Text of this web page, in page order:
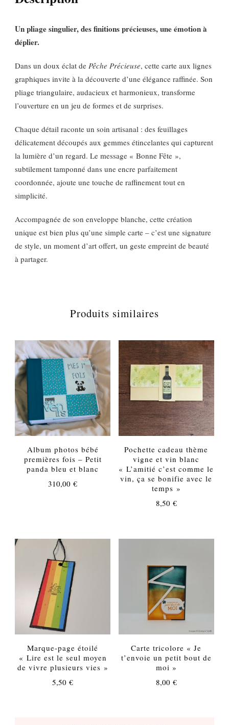
Un pliage singulier, des finitions précieuses, une émotion à
déplier.
Dans un doux éclat de Pêche Précieuse, cette carte aux lignes
graphiques invite à la découverte d’une élégance raffinée. Son
pliage triangulaire, audacieux et harmonieux, transforme
l’ouverture en un jeu de formes et de surprises.
Chaque détail raconte un soin artisanal : des feuillages
délicatement découpés aux gemmes étincelantes qui capturent
la lumière d’un regard. Le message « Bonne Fête »,
subtilement tamponné dans une encre parfaitement
coordonnée, ajoute une touche de raffinement tout en
simplicité.
Accompagnée de son enveloppe blanche, cette création
unique est bien plus qu’une simple carte – c’est une signature
de style, un moment d’art offert, un geste empreint de beauté
à partager.
Produits similaires
Album photos bébé
premières fois – Petit
panda bleu et blanc
310,00€
Pochette cadeau thème
vigne et vin blanc
« L’amitié c’est comme le
vin, ça se bonifie avec le
temps »
8,50 €
Marque-page étoilé
« Lire est le seul moyen
de vivre plusieurs vies »
5,50€
Carte tricolore « Je
t’envoie un petit bout de
moi »
8,00 €